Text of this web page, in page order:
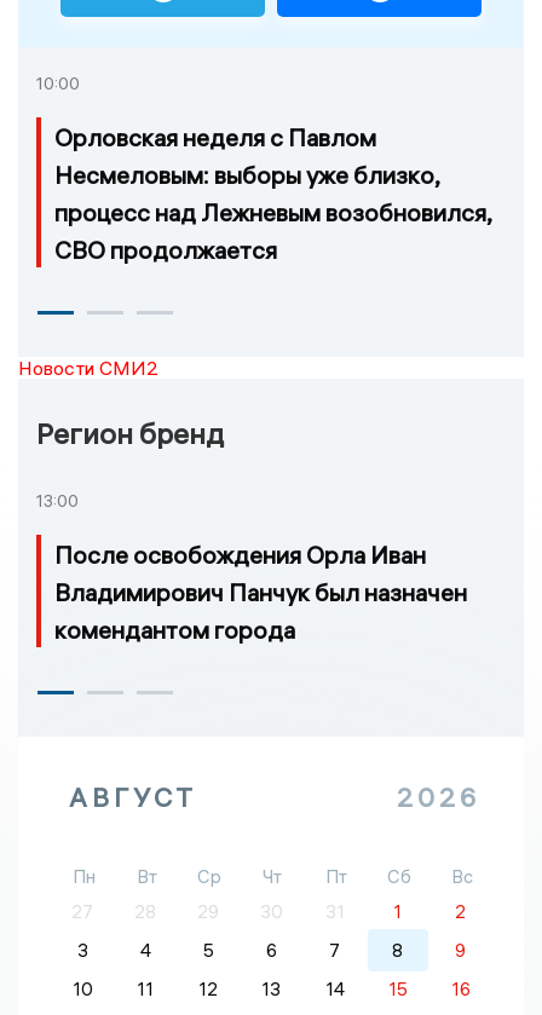
10:00
Орловская неделя с Павлом
Несмеловым: выборы уже близко,
процесс над Лежневым возобновился,
СВО продолжается
Новости СМИ2
Регион бренд
13:00
После освобождения Орла Иван
Владимирович Панчук был назначен
комендантом города
АВГУСТ 2026
Пн Вт Ср Чт Пт Сб
Вс
27
28 29 30 31 1
2
3
4 5 6 7 8
9
10
11 12 13 14 15
16